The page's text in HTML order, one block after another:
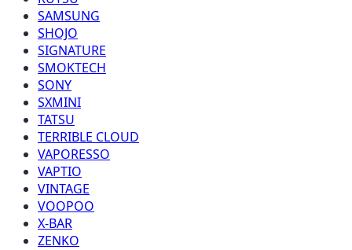
SAMSUNG
SHOJO
SIGNATURE
SMOKTECH
SONY
SXMINI
TATSU
TERRIBLE CLOUD
VAPORESSO
VAPTIO
VINTAGE
VOOPOO
X-BAR
ZENKO